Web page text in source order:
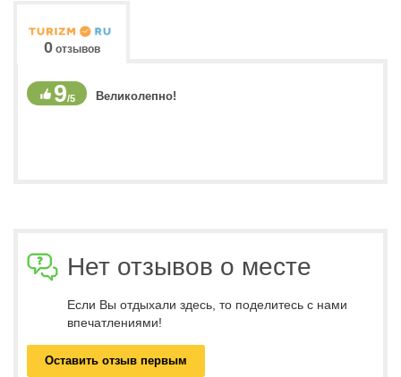
0отзывов
9/5 Великолепно!
Нет отзывов о месте
Если Вы отдыхали здесь, то поделитесь с нами
впечатлениями!
Оставить отзыв первым